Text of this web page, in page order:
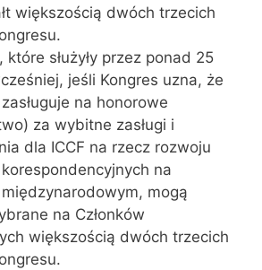
większością dwóch trzecich
które służyły przez ponad 25
jeśli Kongres uzna, że
na honorowe
za wybitne zasługi i
dla ICCF na rzecz rozwoju
na
mogą
na Członków
większością dwóch trzecich